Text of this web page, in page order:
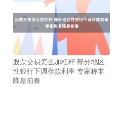
股票交易怎么加杠杆 部分地区
性银行下调存款利率 专家称非
降息前奏